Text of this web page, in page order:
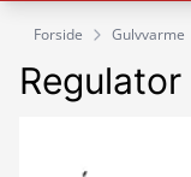
Forside Gulvvarme